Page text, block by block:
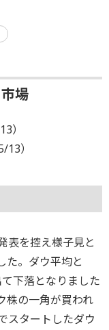
場
）
）
表を控え様子見と
た。ダウ平均と
下落となりました
株の一角が買われ
スタートしたダウ